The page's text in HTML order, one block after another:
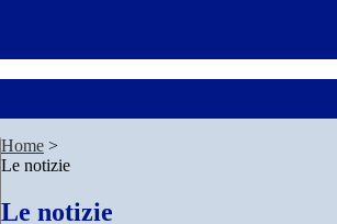
Home >
Le notizie
Le notizie